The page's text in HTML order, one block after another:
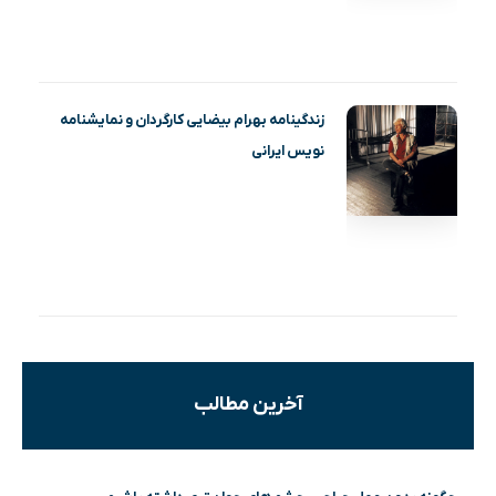
زندگینامه بهرام بیضایی کارگردان و نمایشنامه
نویس ایرانی
آخرین مطالب